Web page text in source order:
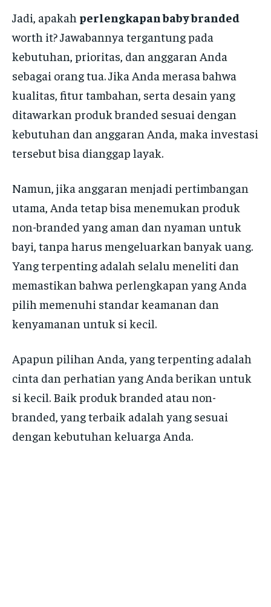
Jadi, apakah perlengkapan baby branded
worth it? Jawabannya tergantung pada
kebutuhan, prioritas, dan anggaran Anda
sebagai orang tua. Jika Anda merasa bahwa
kualitas, fitur tambahan, serta desain yang
ditawarkan produk branded sesuai dengan
kebutuhan dan anggaran Anda, maka investasi
tersebut bisa dianggap layak.
Namun, jika anggaran menjadi pertimbangan
utama, Anda tetap bisa menemukan produk
non-branded yang aman dan nyaman untuk
bayi, tanpa harus mengeluarkan banyak uang.
Yang terpenting adalah selalu meneliti dan
memastikan bahwa perlengkapan yang Anda
pilih memenuhi standar keamanan dan
kenyamanan untuk si kecil.
Apapun pilihan Anda, yang terpenting adalah
cinta dan perhatian yang Anda berikan untuk
si kecil. Baik produk branded atau non-
branded, yang terbaik adalah yang sesuai
dengan kebutuhan keluarga Anda.